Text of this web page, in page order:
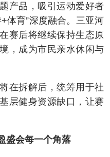
产品，吸引运动爱好者
体育”深度融合。三亚河
赛后将继续保持生态原
，成为市民亲水休闲与
拆解后，统筹用于社
层健身资源缺口，让赛
会每一个角落